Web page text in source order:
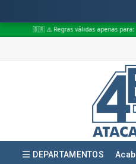
válidas apenas para: ✅
DEPARTAMENTOS